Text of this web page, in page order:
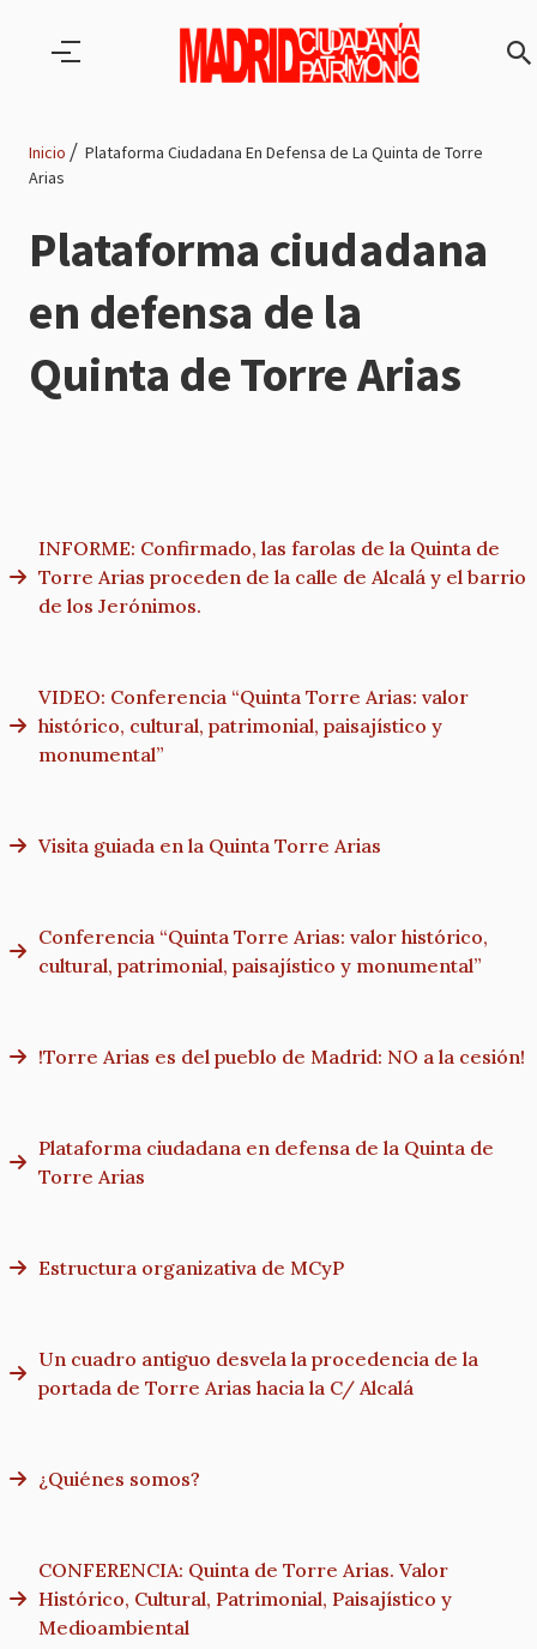
de
navegación
Inicio
Plataforma Ciudadana En Defensa de La Quinta de Torre
Arias
Plataforma ciudadana
en defensa de la
Quinta de Torre Arias
INFORME: Confirmado, las farolas de la Quinta de
Torre Arias proceden de la calle de Alcalá y el barrio
de los Jerónimos.
VIDEO: Conferencia “Quinta Torre Arias: valor
histórico, cultural, patrimonial, paisajístico y
monumental”
Visita guiada en la Quinta Torre Arias
Conferencia “Quinta Torre Arias: valor histórico,
cultural, patrimonial, paisajístico y monumental”
!Torre Arias es del pueblo de Madrid: NO a la cesión!
Plataforma ciudadana en defensa de la Quinta de
Torre Arias
Estructura organizativa de MCyP
Un cuadro antiguo desvela la procedencia de la
portada de Torre Arias hacia la C/ Alcalá
¿Quiénes somos?
CONFERENCIA: Quinta de Torre Arias. Valor
Histórico, Cultural, Patrimonial, Paisajístico y
Medioambiental